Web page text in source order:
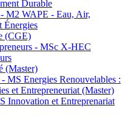
Durable
M2 WAPE - Eau, Air,
Énergies
(CGE)
- MSc X-HEC
(Master)
MS Energies Renouvelables :
et Entrepreneuriat (Master)
Innovation et Entreprenariat